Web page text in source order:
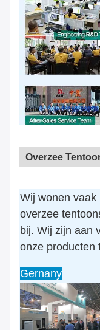
Overzee
Wij wonen vaak
overzee
bij. Wij zijn aan
onze producten
Gernany